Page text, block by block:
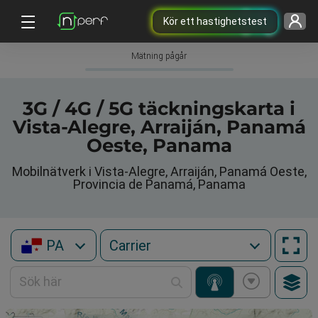
Kör ett hastighetstest
Mätning pågår
3G / 4G / 5G täckningskarta i
Vista-Alegre, Arraiján, Panamá
Oeste, Panama
Mobilnätverk i Vista-Alegre, Arraiján, Panamá Oeste,
Provincia de Panamá, Panama
PA